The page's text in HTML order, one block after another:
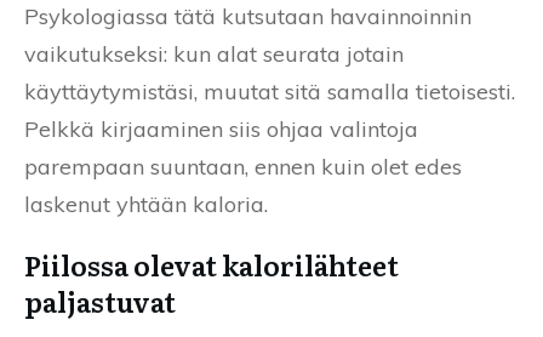
Psykologiassa tätä kutsutaan havainnoinnin
vaikutukseksi: kun alat seurata jotain
käyttäytymistäsi, muutat sitä samalla tietoisesti.
Pelkkä kirjaaminen siis ohjaa valintoja
parempaan suuntaan, ennen kuin olet edes
laskenut yhtään kaloria.
Piilossa olevat kalorilähteet
paljastuvat